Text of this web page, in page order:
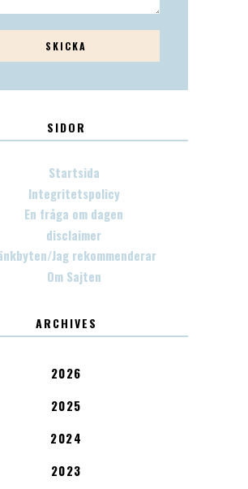
SIDOR
Startsida
Integritetspolicy
En fråga om dagen
disclaimer
Jag rekommenderar
Om Sajten
ARCHIVES
2026
2025
2024
2023